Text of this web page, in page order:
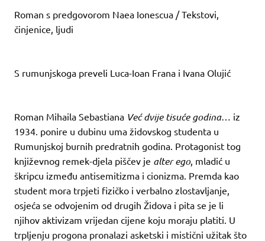
Roman s predgovorom Naea Ionescua / Tekstovi,
činjenice, ljudi
S rumunjskoga preveli Luca-Ioan Frana i Ivana Olujić
Roman Mihaila Sebastiana Već dvije tisuće godina… iz
1934. ponire u dubinu uma židovskog studenta u
Rumunjskoj burnih predratnih godina. Protagonist tog
književnog remek-djela piščev je alter ego, mladić u
škripcu između antisemitizma i cionizma. Premda kao
student mora trpjeti fizičko i verbalno zlostavljanje,
osjeća se odvojenim od drugih Židova i pita se je li
njihov aktivizam vrijedan cijene koju moraju platiti. U
trpljenju progona pronalazi asketski i mistični užitak što